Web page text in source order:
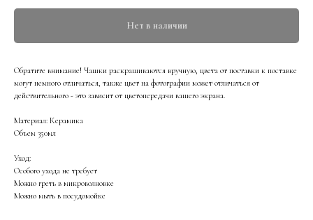
Нет в наличии
Обратите внимание! Чашки раскрашиваются вручную, цвета от поставки к поставке
могут немного отличаться, также цвет на фотографии может отличаться от
действительного - это зависит от цветопередачи вашего экрана.
Материал: Керамика
Объем 350мл
Уход:
Особого ухода не требует
Можно греть в микроволновке
Можно мыть в посудомойке